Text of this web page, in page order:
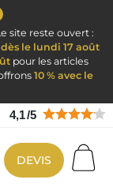
site reste ouvert :
le lundi 17 août
pour les articles
10 % avec le
4,1/5
DEVIS
médicale pas cher